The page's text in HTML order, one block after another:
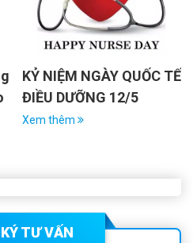
KỶ NIỆM NGÀY QUỐC TẾ
ĐIỀU DƯỠNG 12/5
Xem thêm
TƯ VẤN